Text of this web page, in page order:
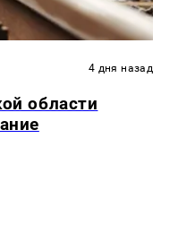
4 дня назад
области